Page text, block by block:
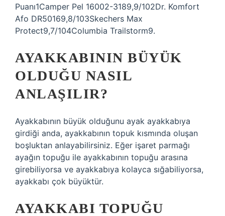
Puanı1Camper Pel 16002-3189,9/102Dr. Komfort
Afo DR50169,8/103Skechers Max
Protect9,7/104Columbia Trailstorm9.
AYAKKABININ BÜYÜK
OLDUĞU NASIL
ANLAŞILIR?
Ayakkabının büyük olduğunu ayak ayakkabıya
girdiği anda, ayakkabının topuk kısmında oluşan
boşluktan anlayabilirsiniz. Eğer işaret parmağı
ayağın topuğu ile ayakkabının topuğu arasına
girebiliyorsa ve ayakkabıya kolayca sığabiliyorsa,
ayakkabı çok büyüktür.
AYAKKABI TOPUĞU